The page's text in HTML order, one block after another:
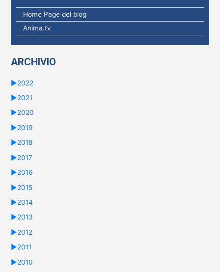
r
Home Page del blog
Anima.tv
ARCHIVIO
►2022
►2021
►2020
►2019
►2018
►2017
►2016
►2015
►2014
►2013
►2012
►2011
►2010